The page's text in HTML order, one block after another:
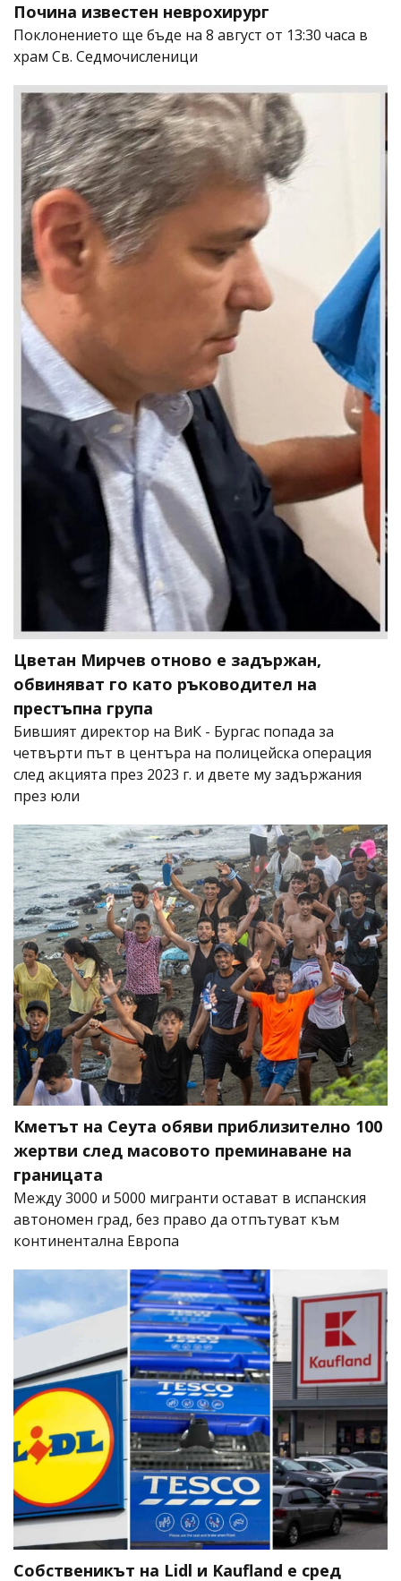
Почина известен неврохирург
Поклонението ще бъде на 8 август от 13:30 часа в
храм Св. Седмочисленици
Цветан Мирчев отново е задържан,
обвиняват го като ръководител на
престъпна група
Бившият директор на ВиК - Бургас попада за
четвърти път в центъра на полицейска операция
след акцията през 2023 г. и двете му задържания
през юли
Кметът на Сеута обяви приблизително 100
жертви след масовото преминаване на
границата
Между 3000 и 5000 мигранти остават в испанския
автономен град, без право да отпътуват към
континентална Европа
Собственикът на Lidl и Kaufland е сред